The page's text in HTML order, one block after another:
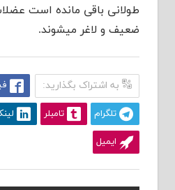
طولانی باقی مانده است
ضعیف و لاغر میشوند.
به اشتراک بگذارید:
تلگرام تامبلر
ایمیل